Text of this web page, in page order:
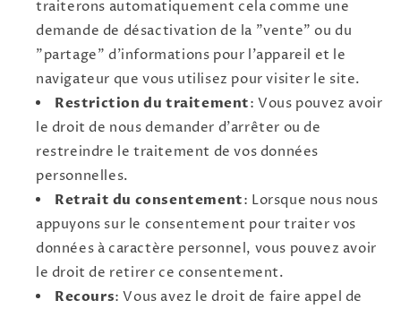
traiterons automatiquement cela comme une
demande de désactivation de la "vente" ou du
"partage" d'informations pour l'appareil et le
navigateur que vous utilisez pour visiter le site.
Restriction du traitement: Vous pouvez avoir
le droit de nous demander d'arrêter ou de
restreindre le traitement de vos données
personnelles.
Retrait du consentement: Lorsque nous nous
appuyons sur le consentement pour traiter vos
données à caractère personnel, vous pouvez avoir
le droit de retirer ce consentement.
Recours: Vous avez le droit de faire appel de